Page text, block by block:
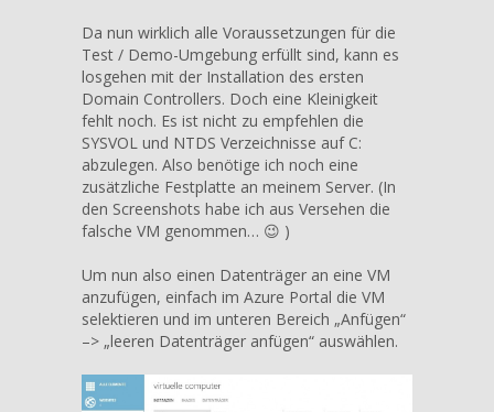
Da nun wirklich alle Voraussetzungen für die
Test / Demo-Umgebung erfüllt sind, kann es
losgehen mit der Installation des ersten
Domain Controllers. Doch eine Kleinigkeit
fehlt noch. Es ist nicht zu empfehlen die
SYSVOL und NTDS Verzeichnisse auf C:
abzulegen. Also benötige ich noch eine
zusätzliche Festplatte an meinem Server. (In
den Screenshots habe ich aus Versehen die
falsche VM genommen… 😉 )
Um nun also einen Datenträger an eine VM
anzufügen, einfach im Azure Portal die VM
selektieren und im unteren Bereich „Anfügen“
–> „leeren Datenträger anfügen“ auswählen.